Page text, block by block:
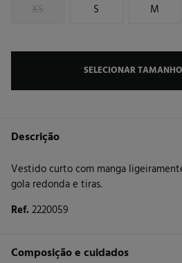
XS S M
SELECIONAR TAMANHO
Descrição
Vestido curto com manga
gola redonda e tiras.
Ref.2220059
Composição e cuidados